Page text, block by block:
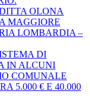
OLONA
MAGGIORE
LOMBARDIA –
DI
IN ALCUNI
COMUNALE
5.000 € E 40.000